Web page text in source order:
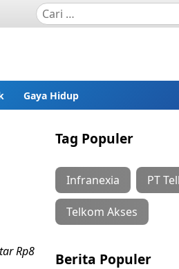
Gaya Hidup
Rp8
Tag Populer
Infranexia PT
Telkom Akses
Berita Populer